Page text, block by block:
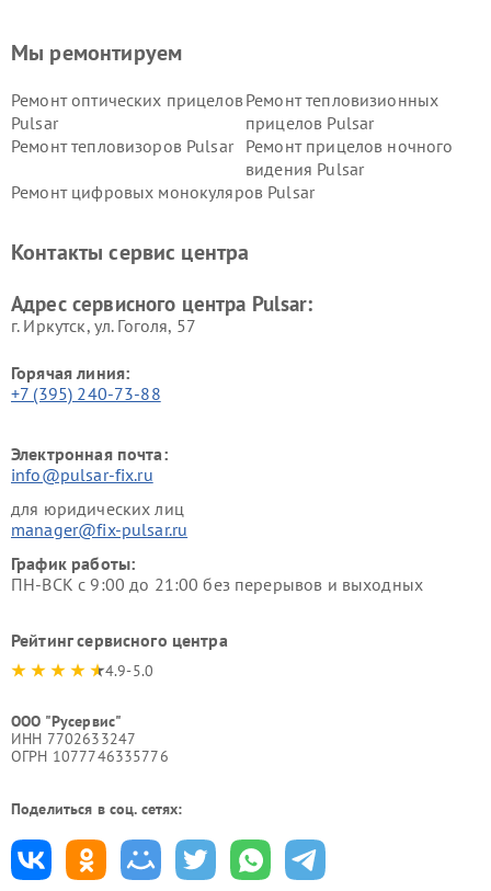
Мы ремонтируем
Ремонт оптических прицелов
Pulsar
Ремонт тепловизионных
прицелов Pulsar
Ремонт тепловизоров Pulsar
Ремонт прицелов ночного
видения Pulsar
Ремонт цифровых монокуляров Pulsar
Контакты сервис центра
Адрес сервисного центра Pulsar:
г. Иркутск, ул. ​Гоголя, 57
Горячая линия:
+7 (395) 240-73-88
Электронная почта:
info@pulsar-fix.ru
для юридических лиц
manager@fix-pulsar.ru
График работы:
ПН-ВСК с 9:00 до 21:00 без перерывов и выходных
Рейтинг сервисного центра
4.9-5.0
ООО "Русервис"
ИНН 7702633247
ОГРН 1077746335776
Поделиться в соц. сетях: